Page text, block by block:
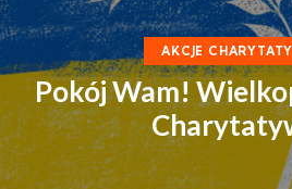
AKCJE
Pokój Wam!